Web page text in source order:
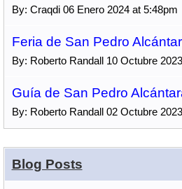
By: Craqdi 06 Enero 2024 at 5:48pm
Feria de San Pedro
By: Roberto Randall 10 Octubre
Guía de San Pedro
By: Roberto Randall 02 Octubre
Blog Posts